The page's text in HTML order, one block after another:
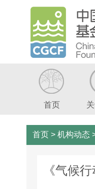
首页
首页 > 机构动态
《气候